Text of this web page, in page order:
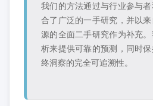
我们的方法通过与行业参与
合了广泛的一手研究，并以
源的全面二手研究作为补充
析来提供可靠的预测，同时
终洞察的完全可追溯性。